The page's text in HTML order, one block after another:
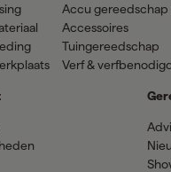
Accu gereedschap
Accessoires
Tuingereedschap
Verf &